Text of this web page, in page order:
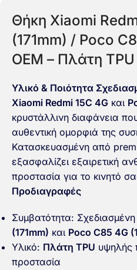
Θήκη Xiaomi
(171mm) / Poco
OEM – Πλάτη
Υλικό & Ποιότητα
Xiaomi Redmi 15C 4G και
κρυστάλλινη διαφάνεια
αυθεντική ομορφιά της
Κατασκευασμένη από
εξασφαλίζει εξαιρετική
προστασία για το κινητό
Προδιαγραφές
Συμβατότητα: Σχεδιασμένη
(171mm) και Poco C85 4G
Υλικό: Πλάτη TPU υψηλής
προστασία